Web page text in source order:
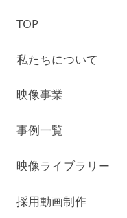
TOP
私たちについて
映像事業
事例一覧
映像ライブラリー
採用動画制作